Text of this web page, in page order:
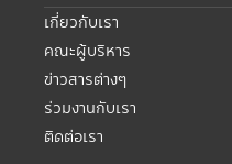
เกี่ยวกับเรา
คณะผู้บริหาร
ข่าวสารต่างๆ
ร่วมงานกับเรา
ติดต่อเรา